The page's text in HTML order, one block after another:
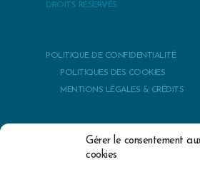
Gérer le consentement
cookies
DROITS RÉSERVÉS
POLITIQUE DE CONFIDENTIALITÉ
POLITIQUES DES COOKIES
MENTIONS LÉGALES & CRÉDITS